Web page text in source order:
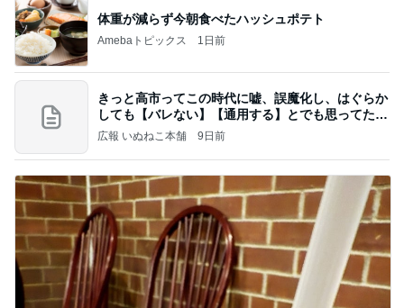
体重が減らず今朝食べたハッシュポテト
Amebaトピックス 1日前
きっと高市ってこの時代に嘘、誤魔化し、はぐらか
しても【バレない】【通用する】とでも思ってたん
だろ
広報 いぬねこ本舗 9日前